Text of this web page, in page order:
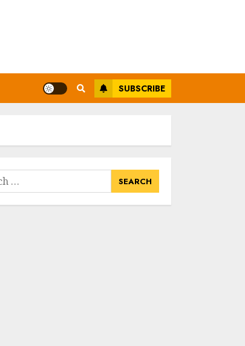
SUBSCRIBE